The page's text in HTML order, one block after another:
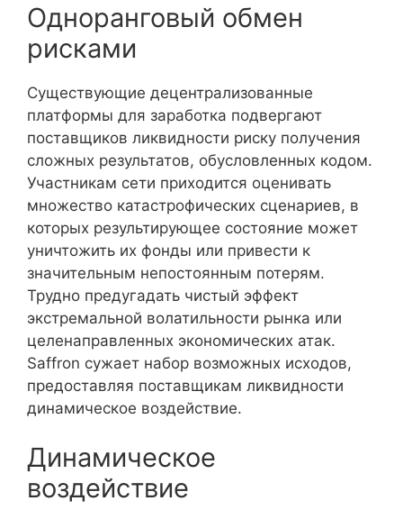
Одноранговый обмен
рисками
Существующие децентрализованные
платформы для заработка подвергают
поставщиков ликвидности риску получения
сложных результатов, обусловленных кодом.
Участникам сети приходится оценивать
множество катастрофических сценариев, в
которых результирующее состояние может
уничтожить их фонды или привести к
значительным непостоянным потерям.
Трудно предугадать чистый эффект
экстремальной волатильности рынка или
целенаправленных экономических атак.
Saffron сужает набор возможных исходов,
предоставляя поставщикам ликвидности
динамическое воздействие.
Динамическое
воздействие